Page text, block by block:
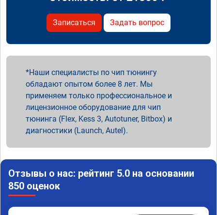
Записаться Задать вопрос
Наши специалисты по чип тюнингу
обладают опытом более 8 лет. Мы
применяем только профессиональное и
лицензионное оборудование для чип
тюнинга (Flex, Kess 3, Autotuner, Bitbox) и
диагностики (Launch, Autel).
Отзывы о нас: рейтинг 5.0 на основании
850 оценок